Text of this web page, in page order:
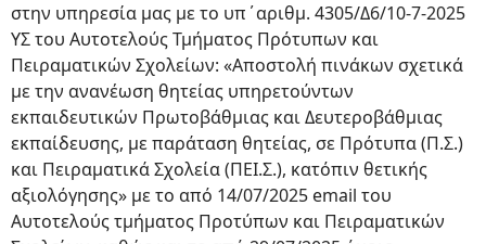
στην υπηρεσία μας με το υπ΄αριθμ. 4305/Δ6/10-7-2025
ΥΣ του Αυτοτελούς Τμήματος Πρότυπων και
Πειραματικών Σχολείων: «Αποστολή πινάκων σχετικά
με την ανανέωση θητείας υπηρετούντων
εκπαιδευτικών Πρωτοβάθμιας και Δευτεροβάθμιας
εκπαίδευσης, με παράταση θητείας, σε Πρότυπα (Π.Σ.)
και Πειραματικά Σχολεία (ΠΕΙ.Σ.), κατόπιν θετικής
αξιολόγησης» με το από 14/07/2025 email του
Αυτοτελούς τμήματος Προτύπων και Πειραματικών